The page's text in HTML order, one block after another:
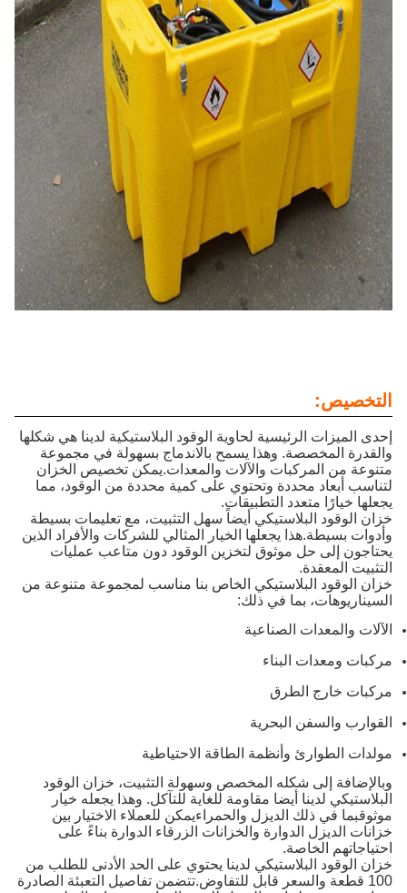
التخصيص:
إحدى الميزات الرئيسية لحاوية الوقود البلاستيكية لدينا هي شكلها
والقدرة المخصصة. وهذا يسمح بالاندماج بسهولة في مجموعة
متنوعة من المركبات والآلات والمعدات.يمكن تخصيص الخزان
لتناسب أبعاد محددة وتحتوي على كمية محددة من الوقود، مما
يجعلها خيارًا متعدد التطبيقات.
خزان الوقود البلاستيكي أيضاً سهل التثبيت، مع تعليمات بسيطة
وأدوات بسيطة.هذا يجعلها الخيار المثالي للشركات والأفراد الذين
يحتاجون إلى حل موثوق لتخزين الوقود دون متاعب عمليات
التثبيت المعقدة.
خزان الوقود البلاستيكي الخاص بنا مناسب لمجموعة متنوعة من
السيناريوهات، بما في ذلك:
الآلات والمعدات الصناعية
مركبات ومعدات البناء
مركبات خارج الطرق
القوارب والسفن البحرية
مولدات الطوارئ وأنظمة الطاقة الاحتياطية
وبالإضافة إلى شكله المخصص وسهولة التثبيت، خزان الوقود
البلاستيكي لدينا أيضا مقاومة للغاية للتآكل. وهذا يجعله خيار
موثوقبما في ذلك الديزل والحمراءيمكن للعملاء الاختيار بين
خزانات الديزل الدوارة والخزانات الزرقاء الدوارة بناءً على
احتياجاتهم الخاصة.
خزان الوقود البلاستيكي لدينا يحتوي على الحد الأدنى للطلب من
100 قطعة والسعر قابل للتفاوض.تتضمن تفاصيل التعبئة الصادرة